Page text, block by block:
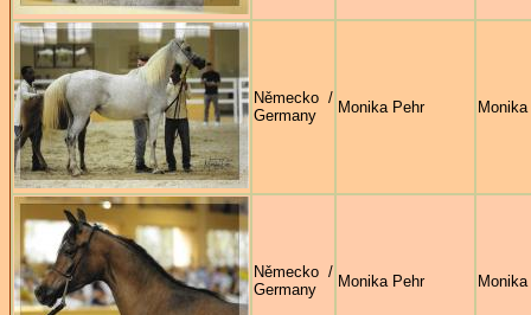
Německo /
Germany
Monika Pehr
Německo /
Germany
Monika Pehr